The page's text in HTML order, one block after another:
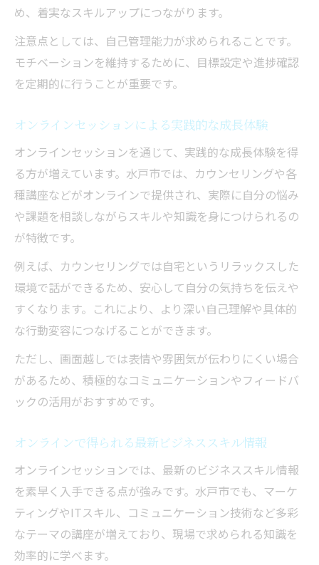
め、着実なスキルアップにつながります。
注意点としては、自己管理能力が求められることです。
モチベーションを維持するために、目標設定や進捗確認
を定期的に行うことが重要です。
オンラインセッションによる実践的な成長体験
オンラインセッションを通じて、実践的な成長体験を得
る方が増えています。水戸市では、カウンセリングや各
種講座などがオンラインで提供され、実際に自分の悩み
や課題を相談しながらスキルや知識を身につけられるの
が特徴です。
例えば、カウンセリングでは自宅というリラックスした
環境で話ができるため、安心して自分の気持ちを伝えや
すくなります。これにより、より深い自己理解や具体的
な行動変容につなげることができます。
ただし、画面越しでは表情や雰囲気が伝わりにくい場合
があるため、積極的なコミュニケーションやフィードバ
ックの活用がおすすめです。
オンラインで得られる最新ビジネススキル情報
オンラインセッションでは、最新のビジネススキル情報
を素早く入手できる点が強みです。水戸市でも、マーケ
ティングやITスキル、コミュニケーション技術など多彩
なテーマの講座が増えており、現場で求められる知識を
効率的に学べます。